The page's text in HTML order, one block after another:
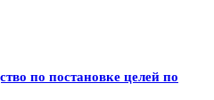
по постановке целей по